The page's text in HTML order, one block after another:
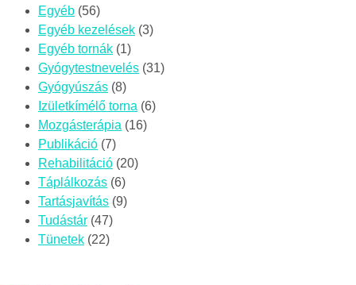
Egyéb (56)
Egyéb kezelések (3)
Egyéb tornák (1)
Gyógytestnevelés (31)
Gyógyúszás (8)
Izületkímélő torna (6)
Mozgásterápia (16)
Publikáció (7)
Rehabilitáció (20)
Táplálkozás (6)
Tartásjavítás (9)
Tudástár (47)
Tünetek (22)